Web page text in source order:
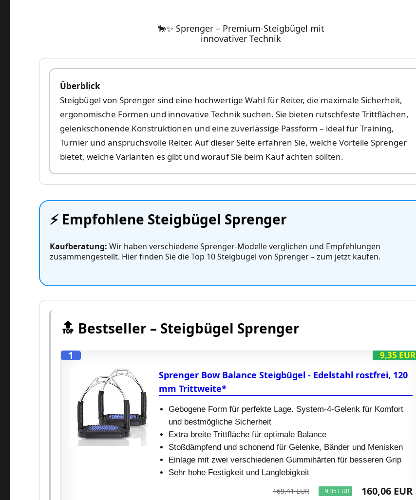
🐎✨ Sprenger – Premium‑Steigbügel mit
innovativer Technik
Überblick
Steigbügel von Sprenger sind eine hochwertige Wahl für Reiter, die maximale Sicherheit,
ergonomische Formen und innovative Technik suchen. Sie bieten rutschfeste Trittflächen,
gelenkschonende Konstruktionen und eine zuverlässige Passform – ideal für Training,
Turnier und anspruchsvolle Reiter. Auf dieser Seite erfahren Sie, welche Vorteile Sprenger
bietet, welche Varianten es gibt und worauf Sie beim Kauf achten sollten.
⚡️ Empfohlene Steigbügel Sprenger
Kaufberatung: Wir haben verschiedene Sprenger‑Modelle verglichen und Empfehlungen
zusammengestellt. Hier finden Sie die Top 10 Steigbügel von Sprenger – zum jetzt kaufen.
🔝 Bestseller – Steigbügel Sprenger
9,35 EUR
1
Sprenger Bow Balance Steigbügel - Edelstahl rostfrei, 120
mm Trittweite*
Gebogene Form für perfekte Lage. System-4-Gelenk für Komfort
und bestmögliche Sicherheit
Extra breite Trittfläche für optimale Balance
Stoßdämpfend und schonend für Gelenke, Bänder und Menisken
Einlage mit zwei verschiedenen Gummihärten für besseren Grip
Sehr hohe Festigkeit und Langlebigkeit
169,41 EUR −9,35 EUR 160,06 EUR